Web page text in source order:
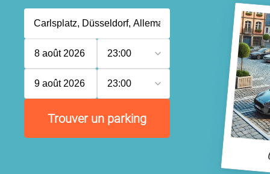
8 août 2026 23:00
9 août 2026 23:00
Trouver un parking